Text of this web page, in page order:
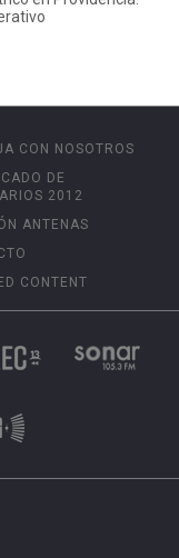
CON NOSOTROS
DE
2012
ANTENAS
CONTENT